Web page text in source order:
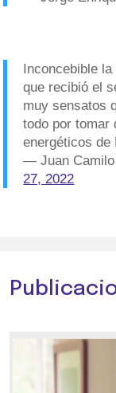
Inconcebible
que recibió el
muy sensatos
todo por tomar
energéticos de
— Juan Camilo
27, 2022